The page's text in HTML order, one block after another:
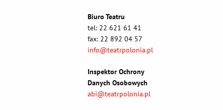
Biuro Teatru
tel: 22 621 61 41
fax: 22 892 04 57
info@teatrpolonia.pl
Inspektor Ochrony
Danych Osobowych
abi@teatrpolonia.pl